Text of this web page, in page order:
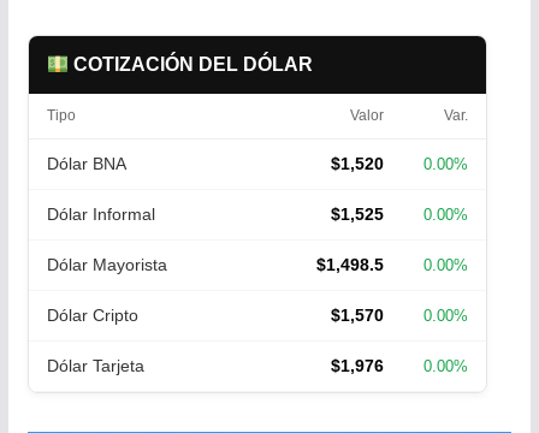
COTIZACIÓN DEL DÓLAR
Tipo Valor Var.
Dólar BNA $1,520 0.00%
Dólar Informal $1,525 0.00%
Dólar Mayorista $1,498.5 0.00%
Dólar Cripto $1,570 0.00%
Dólar Tarjeta $1,976 0.00%